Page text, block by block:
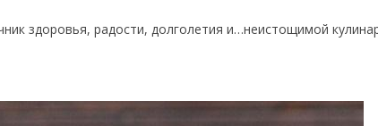
здоровья, радости, долголетия и…неистощимой